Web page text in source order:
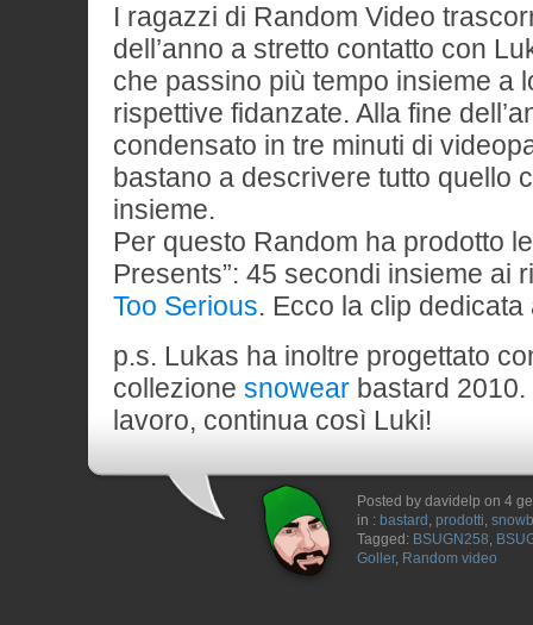
I ragazzi di Random Video
dell’anno a stretto contatto con
che passino più tempo insieme a
rispettive fidanzate. Alla fine
condensato in tre minuti di
bastano a descrivere tutto quello
insieme.
Per questo Random ha prodotto
Presents”: 45 secondi insieme ai
Too Serious. Ecco la clip
p.s. Lukas ha inoltre progettato
collezione snowear bastard
lavoro, continua così Luki!
Posted by davidelp on 4
in : bastard , prodotti,
Tagged: BSUGN258,
Goller, Random video